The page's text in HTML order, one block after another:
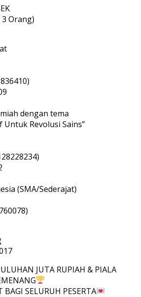
Orang)
dengan tema
Revolusi Sains”
(SMA/Sederajat)
JUTA RUPIAH & PIALA
BAGI SELURUH PESERTA